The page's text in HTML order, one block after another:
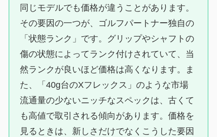
同じモデルでも価格が違うことがあります。
その要因の一つが、ゴルフパートナー独自の
「状態ランク」です。グリップやシャフトの
傷の状態によってランク付けされていて、当
然ランクが良いほど価格は高くなります。ま
た、「40g台のXフレックス」のような市場
流通量の少ないニッチなスペックは、古くて
も高値で取引される傾向があります。価格を
見るときは、新しさだけでなくこうした要因